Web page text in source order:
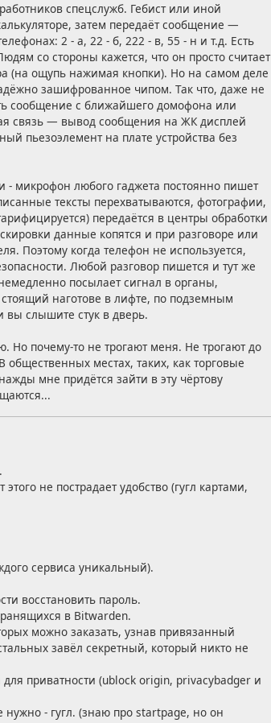
спецслужб. Гебист или иной
затем передаёт сообщение —
2 - а, 22 - б, 222 - в, 55 - н и т.д. Есть
со стороны кажется, что он просто считает
(на ощупь нажимая кнопки). Но на самом деле
зашифрованное чипом. Так что, даже не
сообщение с ближайшего домофона или
связь — вывод сообщения на ЖК дисплей
пьезоэлемент на плате устройства без
- микрофон любого гаджета постоянно пишет
тексты перехватываются, фотографии,
передаётся в центры обработки
данные копятся и при разговоре или
Поэтому когда телефон не используется,
Любой разговор пишется и тут же
посылает сигнал в органы,
наготове в лифте, по подземным
вы слышите стук в дверь.
почему-то не трогают меня. Не трогают до
местах, таких, как торговые
мне придётся зайти в эту чёртову
не пострадает удобство (гугл картами,
сервиса уникальный).
восстановить пароль.
в Bitwarden.
можно заказать, узнав привязанный
завёл секретный, который никто не
приватности (ublock origin, privacybadger и
нужно - гугл. (знаю про startpage, но он